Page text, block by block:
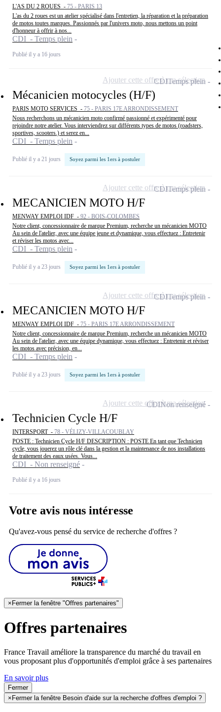
L'AS DU 2 ROUES - 75 - PARIS 13
L'as du 2 roues est un atelier spécialisé dans l'entretien, la réparation et la préparation
de motos toutes marques. Passionnés par l'univers moto, nous mettons un point
d'honneur à offrir à nos...
CDI - Temps plein
Publié il y a 16 jours
Mécanicien motocycles (H/F)
PARIS MOTO SERVICES - 75 - PARIS 17E ARRONDISSEMENT
Nous recherchons un mécanicien moto confirmé passionné et expérimenté pour
rejoindre notre atelier. Vous interviendrez sur différents types de motos (roadsters,
sportives, scooters.) et serez en...
CDI - Temps plein
Publié il y a 21 jours Soyez parmi les 1ers à postuler
CDITemps plein
Ajouter cette offre à ma sélection
MECANICIEN MOTO H/F
MENWAY EMPLOI IDF - 92 - BOIS-COLOMBES
Notre client, concessionnaire de marque Premium, recherche un mécanicien MOTO
Au sein de l'atelier, avec une équipe jeune et dynamique, vous effectuez : Entretenir
et réviser les motos avec...
CDI - Temps plein
Publié il y a 23 jours Soyez parmi les 1ers à postuler
CDITemps plein
Ajouter cette offre à ma sélection
MECANICIEN MOTO H/F
MENWAY EMPLOI IDF - 75 - PARIS 17E ARRONDISSEMENT
Notre client, concessionnaire de marque Premium, recherche un mécanicien MOTO
Au sein de l'atelier, avec une équipe dynamique, vous effectuez : Entretenir et réviser
les motos avec précision, en...
CDI - Temps plein
Publié il y a 23 jours Soyez parmi les 1ers à postuler
CDITemps plein
Ajouter cette offre à ma sélection
Technicien Cycle H/F
INTERSPORT - 78 - VÉLIZY-VILLACOUBLAY
POSTE : Technicien Cycle H/F DESCRIPTION : POSTE En tant que Technicien
cycle, vous jouerez un rôle clé dans la gestion et la maintenance de nos installations
de traitement des eaux usées. Vous...
CDI - Non renseigné
Publié il y a 16 jours
CDINon renseigné
Ajouter cette offre à ma sélection
Votre avis nous intéresse
Qu'avez-vous pensé du service de recherche d'offres ?
×Fermer la fenêtre "Offres partenaires"
Offres partenaires
France Travail améliore la transparence du marché du travail en
vous proposant plus d'opportunités d'emploi grâce à ses partenaires
En savoir plus
Fermer
×Fermer la fenêtre Besoin d'aide sur la recherche d'offres d'emploi ?